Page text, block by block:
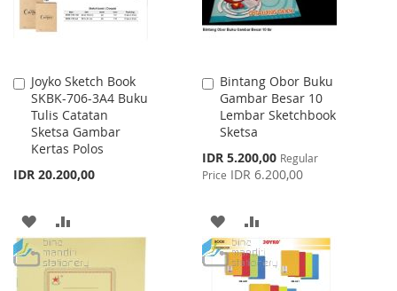
Joyko Sketch Book
SKBK-706-3A4 Buku
Tulis Catatan
Sketsa Gambar
Kertas Polos
IDR 20.200,00
Add
to
Cart
ADD
TO
WISH
TO
Bintang Obor Buku
Gambar Besar 10
Lembar Sketchbook
Sketsa
Special
Price
IDR 5.200,00 Regular
Price IDR 6.200,00
Add
to
Cart
ADD
TO
WISH
TO
COMPARE